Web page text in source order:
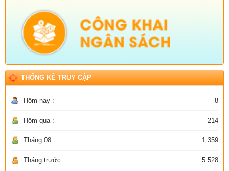
THỐNG KÊ TRUY CẬP
Hôm nay : 8
Hôm qua : 214
Tháng 08 : 1.359
Tháng trước : 5.528